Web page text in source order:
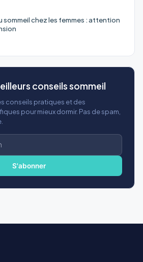
sommeil chez les femmes : attention
conseils sommeil
conseils pratiques et des
pour mieux dormir. Pas de spam,
S'abonner